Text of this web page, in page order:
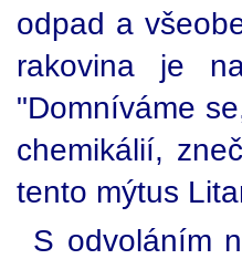
odpad a
rakovina je
"Domníváme
chemikálií,
tento mýtus
S odvoláním